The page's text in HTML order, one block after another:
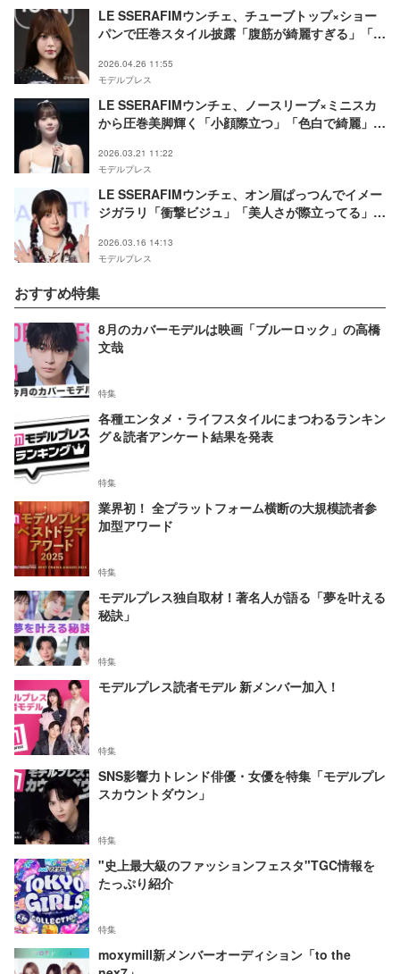
LE SSERAFIMウンチェ、チューブトップ×ショー
パンで圧巻スタイル披露「腹筋が綺麗すぎる」「美
2026.04.26 11:55
モデルプレス
LE SSERAFIMウンチェ、ノースリーブ×ミニスカ
から圧巻美脚輝く「小顔際立つ」「色白で綺麗」の
2026.03.21 11:22
モデルプレス
LE SSERAFIMウンチェ、オン眉ぱっつんでイメー
ジガラリ「衝撃ビジュ」「美人さが際立ってる」絶
2026.03.16 14:13
モデルプレス
おすすめ特集
8月のカバーモデルは映画「ブルーロック」の高橋
文哉
特集
各種エンタメ・ライフスタイルにまつわるランキン
グ＆読者アンケート結果を発表
特集
業界初！ 全プラットフォーム横断の大規模読者参
加型アワード
特集
モデルプレス独自取材！著名人が語る「夢を叶える
秘訣」
特集
モデルプレス読者モデル 新メンバー加入！
特集
SNS影響力トレンド俳優・女優を特集「モデルプレ
スカウントダウン」
特集
"史上最大級のファッションフェスタ"TGC情報を
たっぷり紹介
特集
moxymill新メンバーオーディション「to the